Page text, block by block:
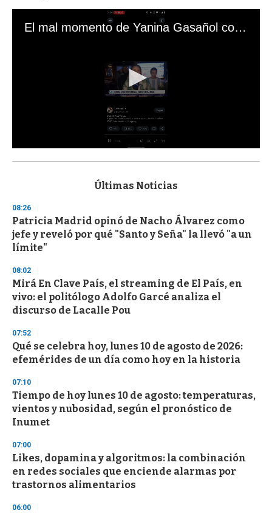
El mal momento de Yanina Gasañol con un hincha argentino en "Subrayado"
s
d
s
o
f
3
s
e
c
o
n
Últimas Noticias
08:26
Patricia Madrid opinó de Nacho Álvarez como
jefe y reveló por qué "Santo y Seña" la llevó "a un
límite"
08:02
Mirá En Clave País, el streaming de El País, en
vivo: el politólogo Adolfo Garcé analiza el
discurso de Lacalle Pou
07:52
Qué se celebra hoy, lunes 10 de agosto de 2026:
efemérides de un día como hoy en la historia
07:10
Tiempo de hoy lunes 10 de agosto: temperaturas,
vientos y nubosidad, según el pronóstico de
Inumet
07:00
Likes, dopamina y algoritmos: la combinación
en redes sociales que enciende alarmas por
trastornos alimentarios
06:00